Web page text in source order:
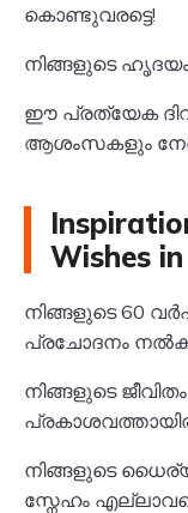
കൊണ്ടുവരട്ടെ!
നിങ്ങളുടെ
ഈ പ്രത്യേക
ആശംസകളും
Wishes
നിങ്ങളുടെ 60
പ്രചോദനം
നിങ്ങളുടെ
നിങ്ങളുടെ
സ്നേഹം